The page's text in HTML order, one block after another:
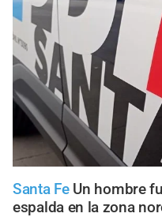
Santa Fe Un hombre
espalda en la zona